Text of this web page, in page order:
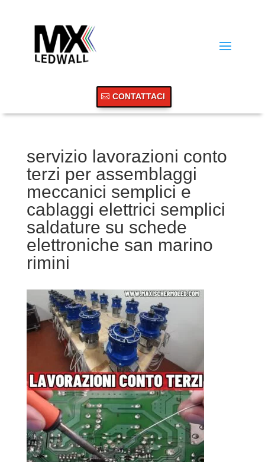
CONTATTACI
servizio lavorazioni conto
terzi per assemblaggi
meccanici semplici e
cablaggi elettrici semplici
saldature su schede
elettroniche san marino
rimini